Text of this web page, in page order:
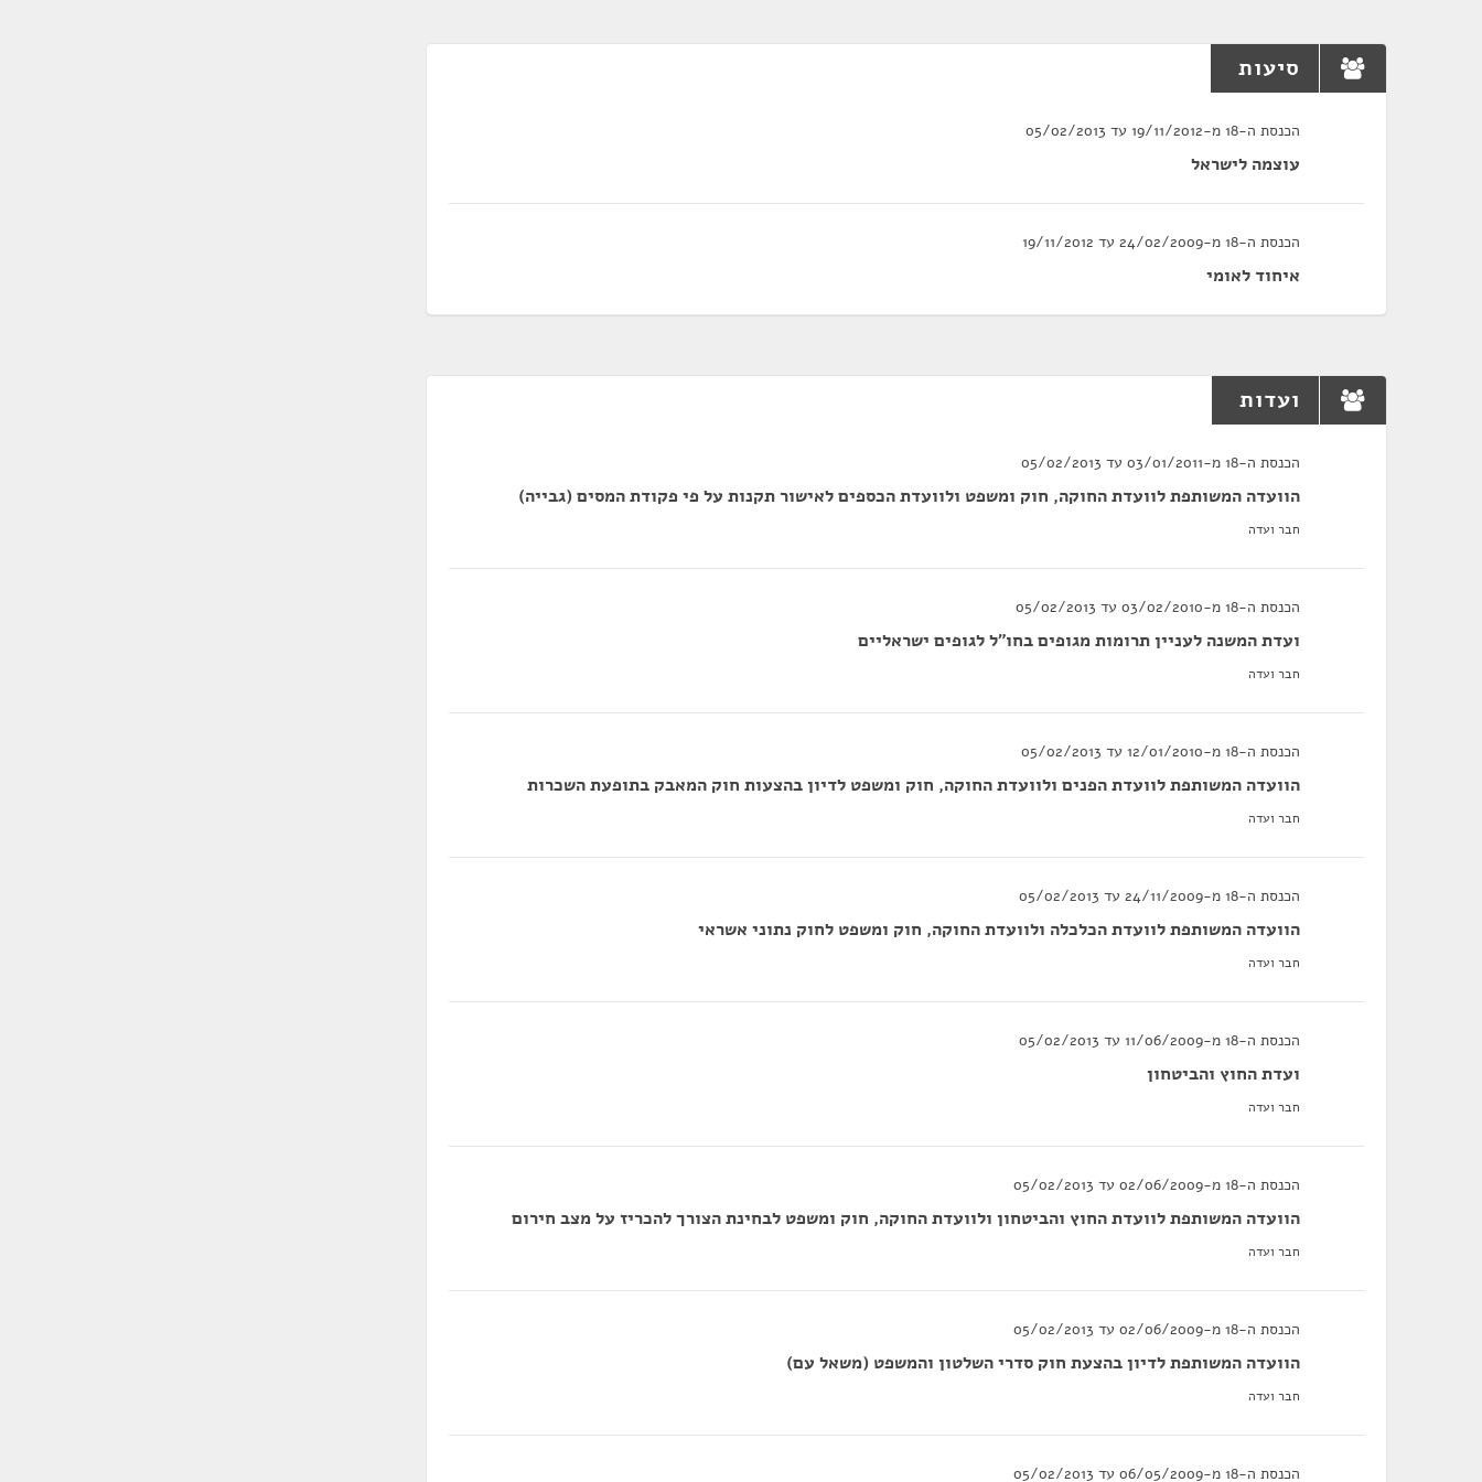
סיעות
הכנסת ה-18 מ-19/11/2012 עד 05/02/2013
עוצמה לישראל
הכנסת ה-18 מ-24/02/2009 עד 19/11/2012
איחוד לאומי
ועדות
הכנסת ה-18 מ-03/01/2011 עד 05/02/2013
הוועדה המשותפת לוועדת החוקה, חוק ומשפט ולוועדת הכספים לאישור תקנות על פי פקודת המסים (גבייה)
חבר ועדה
הכנסת ה-18 מ-03/02/2010 עד 05/02/2013
ועדת המשנה לעניין תרומות מגופים בחו"ל לגופים ישראליים
חבר ועדה
הכנסת ה-18 מ-12/01/2010 עד 05/02/2013
הוועדה המשותפת לוועדת הפנים ולוועדת החוקה, חוק ומשפט לדיון בהצעות חוק המאבק בתופעת השכרות
חבר ועדה
הכנסת ה-18 מ-24/11/2009 עד 05/02/2013
הוועדה המשותפת לוועדת הכלכלה ולוועדת החוקה, חוק ומשפט לחוק נתוני אשראי
חבר ועדה
הכנסת ה-18 מ-11/06/2009 עד 05/02/2013
ועדת החוץ והביטחון
חבר ועדה
הכנסת ה-18 מ-02/06/2009 עד 05/02/2013
הוועדה המשותפת לוועדת החוץ והביטחון ולוועדת החוקה, חוק ומשפט לבחינת הצורך להכריז על מצב חירום
חבר ועדה
הכנסת ה-18 מ-02/06/2009 עד 05/02/2013
הוועדה המשותפת לדיון בהצעת חוק סדרי השלטון והמשפט (משאל עם)
חבר ועדה
הכנסת ה-18 מ-06/05/2009 עד 05/02/2013